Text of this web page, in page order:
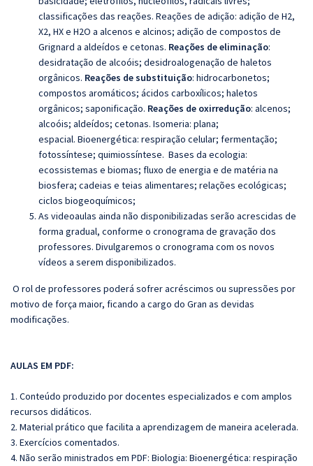
classificações das reações. Reações de adição: adição de H2,
X2, HX e H2O a alcenos e alcinos; adição de compostos de
Grignard a aldeídos e cetonas. Reações de eliminação:
desidratação de alcoóis; desidroalogenação de haletos
orgânicos. Reações de substituição: hidrocarbonetos;
compostos aromáticos; ácidos carboxílicos; haletos
orgânicos; saponificação. Reações de oxirredução: alcenos;
alcoóis; aldeídos; cetonas. Isomeria: plana;
espacial. Bioenergética: respiração celular; fermentação;
fotossíntese; quimiossíntese. Bases da ecologia:
ecossistemas e biomas; fluxo de energia e de matéria na
biosfera; cadeias e teias alimentares; relações ecológicas;
ciclos biogeoquímicos;
As videoaulas ainda não disponibilizadas serão acrescidas de
forma gradual, conforme o cronograma de gravação dos
professores. Divulgaremos o cronograma com os novos
vídeos a serem disponibilizados.
O rol de professores poderá sofrer acréscimos ou supressões por
motivo de força maior, ficando a cargo do Gran as devidas
modificações.
AULAS EM PDF:
1. Conteúdo produzido por docentes especializados e com amplos
recursos didáticos.
2. Material prático que facilita a aprendizagem de maneira acelerada.
3. Exercícios comentados.
4. Não serão ministrados em PDF: Biologia: Bioenergética: respiração